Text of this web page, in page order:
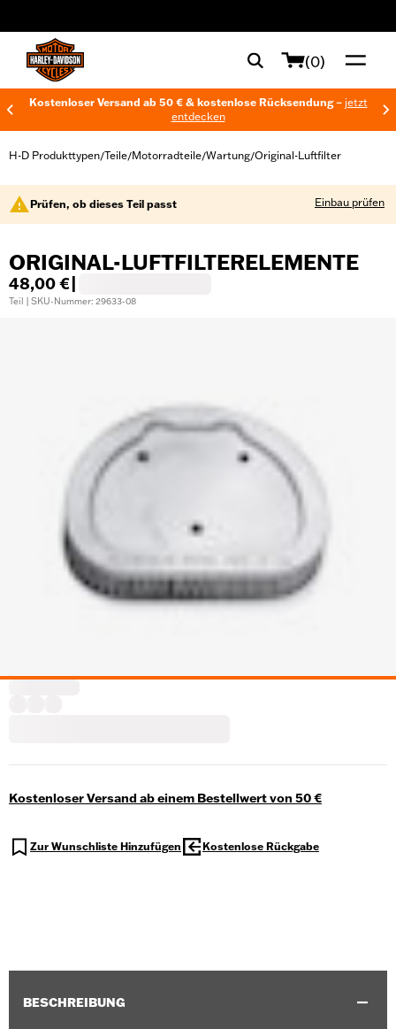
(0)
Kostenloser Versand ab 50 € & kostenlose Rücksendung – jetzt
entdecken
H-D Produkttypen/Teile/Motorradteile/Wartung/Original-Luftfilter
Prüfen, ob dieses Teil passt Einbau prüfen
ORIGINAL-LUFTFILTERELEMENTE
48,00 €
Teil | SKU-Nummer: 29633-08
Kostenloser Versand ab einem Bestellwert von 50 €
Zur Wunschliste Hinzufügen Kostenlose Rückgabe
BESCHREIBUNG